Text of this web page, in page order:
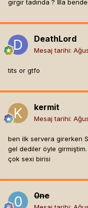
gırgır tadında ? İlla
DeathLord
Mesaj tarihi:
tits or gtfo
kermit
Mesaj tarihi:
ben ilk servera girerken
gel dediler öyle
çok sexi birisi
0ne